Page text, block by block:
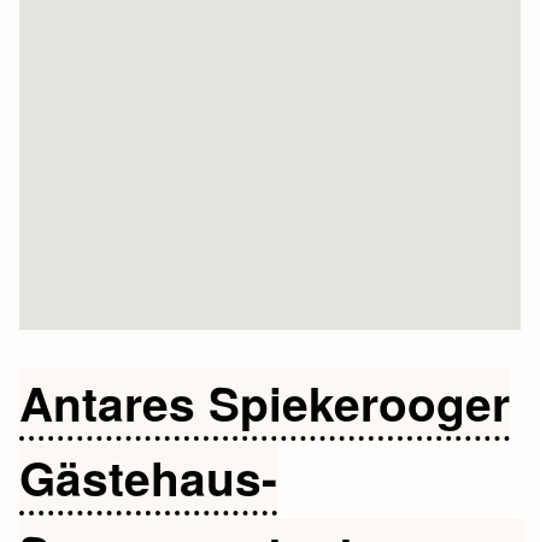
Antares Spiekerooger
Gästehaus-